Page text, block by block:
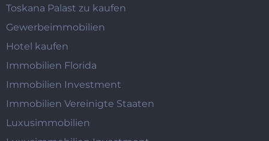
Toskana Palast zu kaufen
Gewerbeimmobilien
Hotel kaufen
Immobilien Florida
Immobilien Investment
Immobilien Vereinigte Staaten
Luxusimmobilien